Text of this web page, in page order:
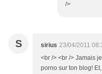
/>
S sirius 23/04/2011
<br /> <br /> Jamais
porno sur ton blog!